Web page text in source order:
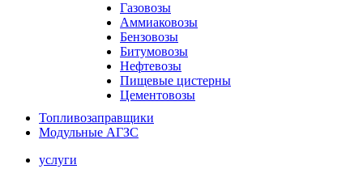
Газовозы
Аммиаковозы
Бензовозы
Битумовозы
Нефтевозы
Пищевые цистерны
Цементовозы
Топливозаправщики
Модульные АГЗС
услуги